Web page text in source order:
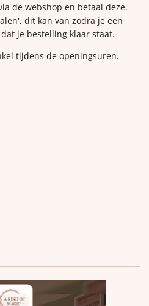
de webshop en betaal deze.
dit kan van zodra je een
je bestelling klaar staat.
tijdens de openingsuren.